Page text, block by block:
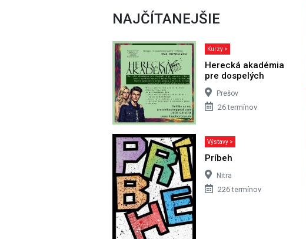
NAJČÍTANEJŠIE
Kurzy >
Herecká akadémia
pre dospelých
Prešov
26 termínov
Výstavy >
Príbeh
Nitra
226 termínov